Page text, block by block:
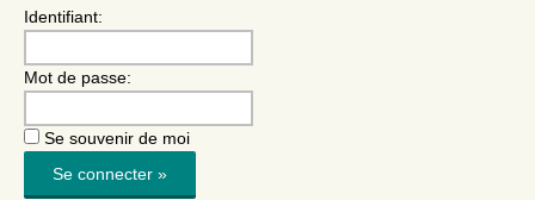
Identifiant:
Mot de passe:
Se souvenir de moi